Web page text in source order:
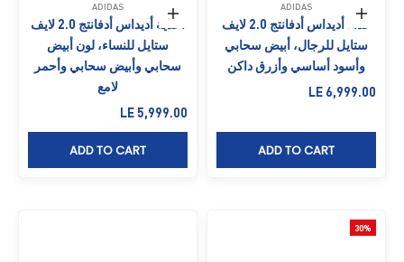
حدِّد الخيارات
ADIDAS
حذاء أديداس أدفانتج 2.0 لايف
ستايل للرجال، أبيض سحابي
وأسود أساسي وأزرق داكن
السعر بعد الخصم
LE 6,999.00
ADD TO CART
حدِّد الخيارات
ADIDAS
أحذية أديداس أدفانتج 2.0 لايف
ستايل للنساء، لون أبيض
سحابي وأبيض سحابي وأحمر
لامع
السعر بعد الخصم
LE 5,999.00
ADD TO CART
30%